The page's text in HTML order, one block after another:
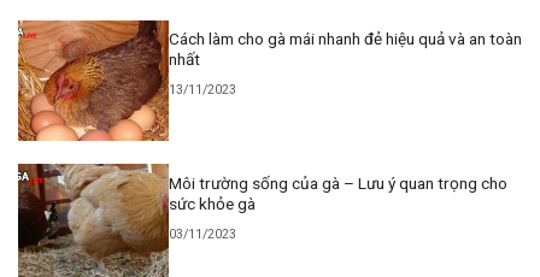
Cách làm cho gà mái nhanh đẻ hiệu quả và an toàn
nhất
13/11/2023
Môi trường sống của gà – Lưu ý quan trọng cho
sức khỏe gà
03/11/2023